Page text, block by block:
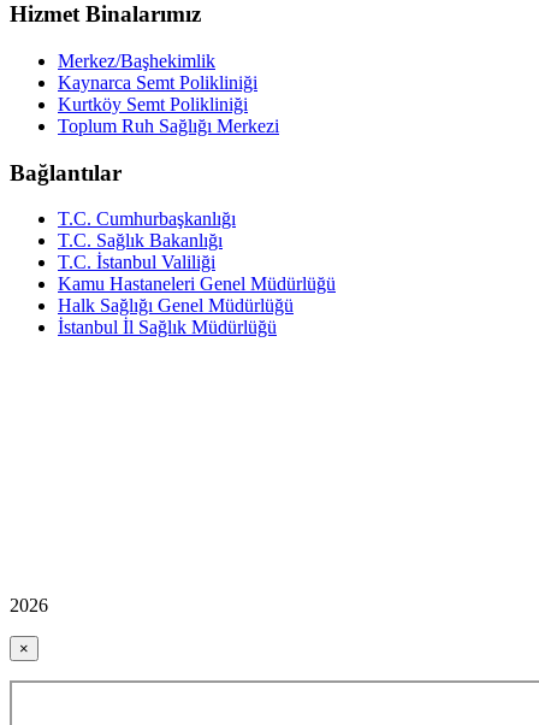
Hizmet Binalarımız
Merkez/Başhekimlik
Kaynarca Semt Polikliniği
Kurtköy Semt Polikliniği
Toplum Ruh Sağlığı Merkezi
Bağlantılar
T.C. Cumhurbaşkanlığı
T.C. Sağlık Bakanlığı
T.C. İstanbul Valiliği
Kamu Hastaneleri Genel Müdürlüğü
Halk Sağlığı Genel Müdürlüğü
İstanbul İl Sağlık Müdürlüğü
2026
×